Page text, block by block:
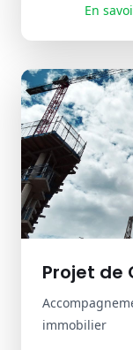
En
Projet de
immobilier